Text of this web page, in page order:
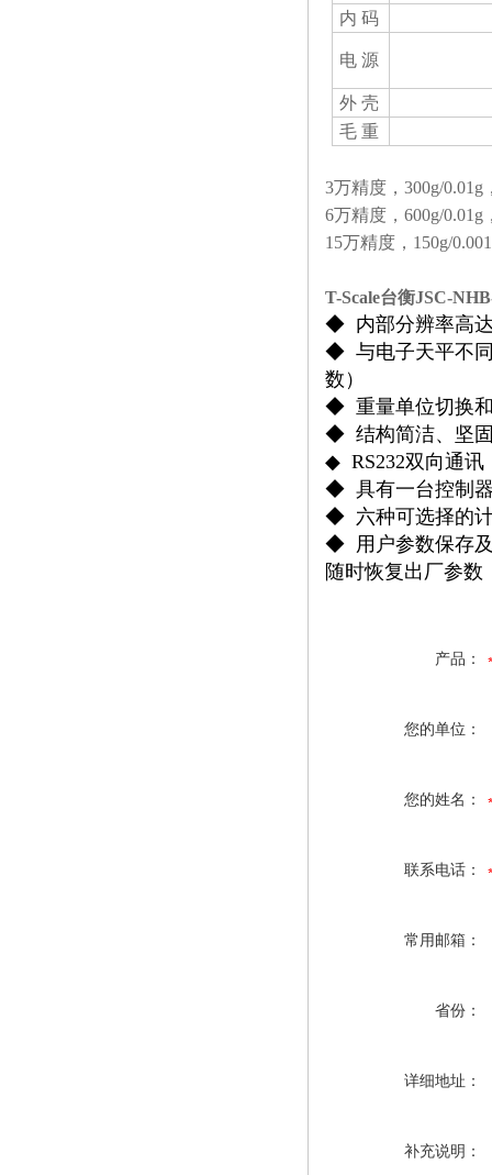
内 码
电 源
外 壳
毛 重
3万精度，300g/0.01g
6万精度，600g/0.01g
15万精度，150g/
T-Scale台衡JSC-
◆ 内部分辨率高达
◆ 与电子天平不
数）
◆ 重量单位切换和
◆ 结构简洁、坚固
◆ RS232双向通讯
◆ 具有一台控制
◆ 六种可选择的计
◆ 用户参数保存及
随时恢复出厂参数
产品：
您的单位：
您的姓名：
联系电话：
常用邮箱：
省份：
详细地址：
补充说明：